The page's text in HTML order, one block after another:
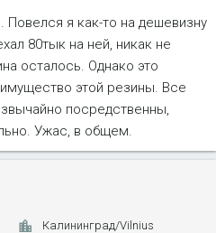
я как-то на дешевизну
80тык на ней, никак не
осталось. Однако это
этой резины. Все
посредственны,
Ужас, в общем.
Калининград/Vilnius